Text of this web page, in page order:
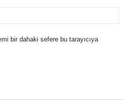
bir dahaki sefere bu tarayıcıya